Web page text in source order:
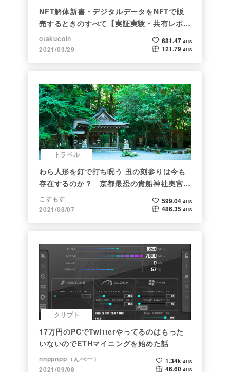
NFT解体新書・デジタルデータをNFTで販
売するときのすべて【実証実験・共有レポー
ト】
otakucoin
2021/03/29
681.47 ALIS
121.79 ALIS
トラベル
わら人形を釘で打ち呪う 丑の刻参りは今も
存在するのか？ 京都最恐の貴船神社奥宮を
調べた
こすもす
2021/08/07
599.04 ALIS
486.35 ALIS
クリプト
17万円のPCでTwitterやってるのはもった
いないのでETHマイニングを始めた話
nnppnpp（んぺー）
2021/09/08
1.34k ALIS
46.60 ALIS